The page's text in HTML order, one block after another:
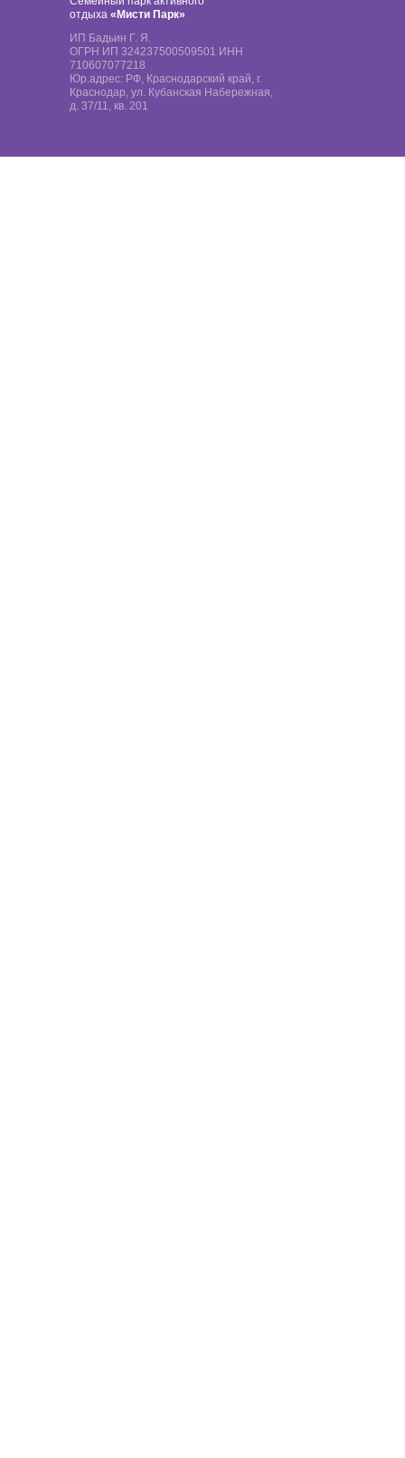
ИП Бадьин Г. Я.
ОГРН ИП 324237500509501 ИНН
710607077218
Юр.адрес: РФ, Краснодарский край, г.
Краснодар, ул. Кубанская Набережная,
д. 37/11, кв. 201
отдыха «Мисти Парк»